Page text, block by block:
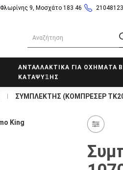
Φλωρίνης 9, Μοσχάτο 183 46
ΑΝΤΑΛΛΑΚΤΙΚΑ ΓΙΑ ΟΧΗΜΑΤΑ
ΚΑΤΑΨΥΞΗΣ
ΣΥΜΠΛΕΚΤΗΣ (ΚΟΜΠΡΕΣΕΡ